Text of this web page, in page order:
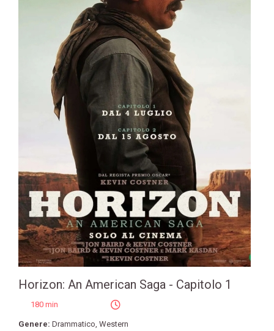
Horizon: An American Saga - Capitolo 1
180 min
Genere: Drammatico, Western